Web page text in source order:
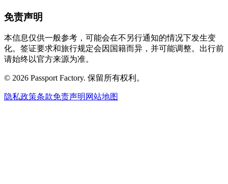
免责声明
本信息仅供一般参考，可能会在不另行通知的情况下发生变
化。签证要求和旅行规定会因国籍而异，并可能调整。出行前
请始终以官方来源为准。
© 2026 Passport Factory. 保留所有权利。
隐私政策条款免责声明 网站地图